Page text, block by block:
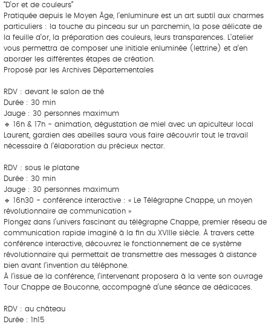
“D’or et de couleurs”
Pratiquée depuis le Moyen Âge, l’enluminure est un art subtil aux charmes
particuliers : la touche du pinceau sur un parchemin, la pose délicate de
la feuille d’or, la préparation des couleurs, leurs transparences. L’atelier
vous permettra de composer une initiale enluminée (lettrine) et d’en
aborder les différentes étapes de création.
Proposé par les Archives Départementales
RDV : devant le salon de thé
Durée : 30 min
Jauge : 30 personnes maximum
🔹 16h & 17h - animation, dégustation de miel avec un apiculteur local
Laurent, gardien des abeilles saura vous faire découvrir tout le travail
nécessaire à l’élaboration du précieux nectar.
RDV : sous le platane
Durée : 30 min
Jauge : 30 personnes maximum
🔹 16h30 - conférence interactive : « Le Télégraphe Chappe, un moyen
révolutionnaire de communication »
Plongez dans l’univers fascinant du télégraphe Chappe, premier réseau de
communication rapide imaginé à la fin du XVIIIe siècle. À travers cette
conférence interactive, découvrez le fonctionnement de ce système
révolutionnaire qui permettait de transmettre des messages à distance
bien avant l’invention du téléphone.
À l’issue de la conférence, l’intervenant proposera à la vente son ouvrage
Tour Chappe de Bouconne, accompagné d’une séance de dédicaces.
RDV : au château
Durée : 1h15